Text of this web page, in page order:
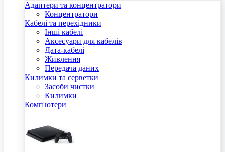
Адаптери та концентратори
Концентратори
Кабелі та перехідники
Інші кабелі
Аксесуари для кабелів
Дата-кабелі
Живлення
Передача даних
Килимки та серветки
Засоби чистки
Килимки
Комп'ютери